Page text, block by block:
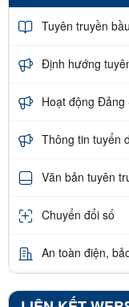
Tuyên truyền
Định hướng
Hoạt động
Thông tin tuyển
Văn bản tuyên
Chuyển đổi số
An toàn điện,